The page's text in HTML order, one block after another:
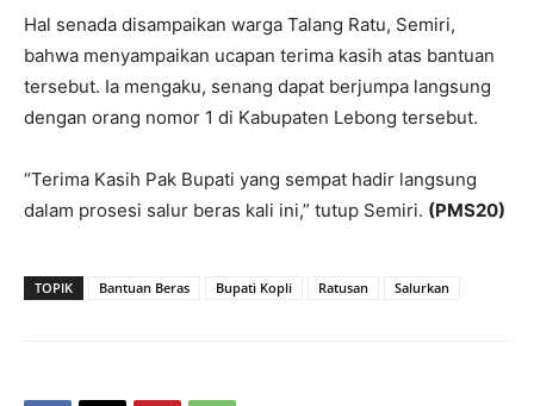
Hal senada disampaikan warga Talang Ratu, Semiri,
bahwa menyampaikan ucapan terima kasih atas bantuan
tersebut. Ia mengaku, senang dapat berjumpa langsung
dengan orang nomor 1 di Kabupaten Lebong tersebut.
“Terima Kasih Pak Bupati yang sempat hadir langsung
dalam prosesi salur beras kali ini,” tutup Semiri. (PMS20)
TOPIK Bantuan Beras Bupati Kopli Ratusan Salurkan